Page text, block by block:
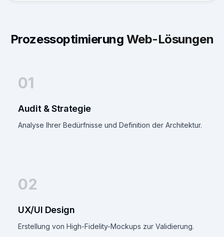
Prozessoptimierung Web-Lösungen
01
Audit & Strategie
Analyse Ihrer Bedürfnisse und Definition der Architektur.
02
UX/UI Design
Erstellung von High-Fidelity-Mockups zur Validierung.